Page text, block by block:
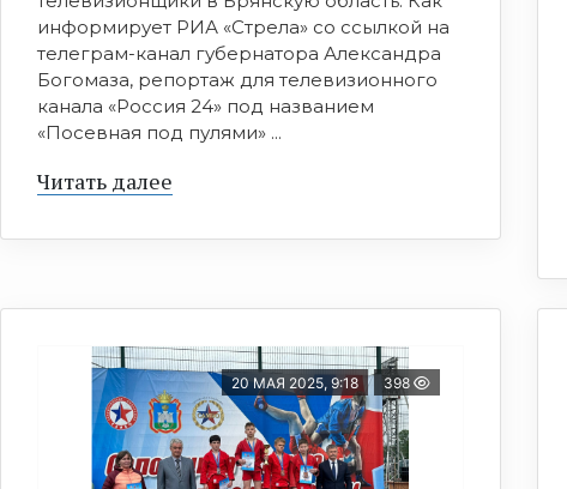
информирует РИА «Стрела» со ссылкой на
телеграм-канал губернатора Александра
Богомаза, репортаж для телевизионного
канала «Россия 24» под названием
«Посевная под пулями» ...
Читать далее
20 МАЯ 2025, 9:18 398